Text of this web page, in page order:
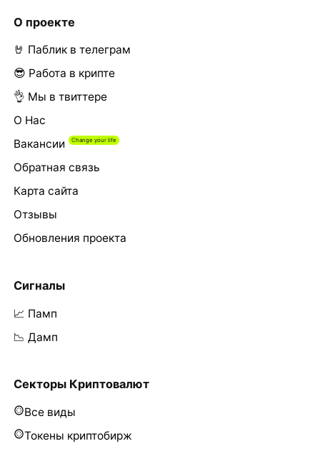
О проекте
🤘 Паблик в телеграм
😎 Работа в крипте
👌 Мы в твиттере
О Нас
Вакансии
Обратная связь
Карта сайта
Отзывы
Обновления проекта
Сигналы
📈 Памп
📉 Дамп
Секторы Криптовалют
Все виды
Токены криптобирж